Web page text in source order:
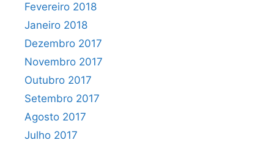
Fevereiro 2018
Janeiro 2018
Dezembro 2017
Novembro 2017
Outubro 2017
Setembro 2017
Agosto 2017
Julho 2017